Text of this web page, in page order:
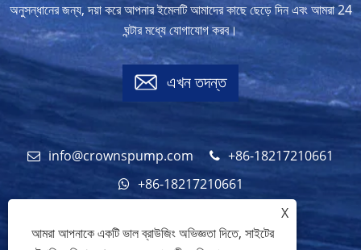
অনুসন্ধানের জন্য, দয়া করে আপনার ইমেলটি আমাদের কাছে ছেড়ে দিন এবং আমরা 24
ঘন্টার মধ্যে যোগাযোগ করব।
এখন তদন্ত
+86-18217210661
info@crownspump.com
+86-18217210661
X
আমরা আপনাকে একটি ভাল ব্রাউজিং অভিজ্ঞতা দিতে, সাইটের